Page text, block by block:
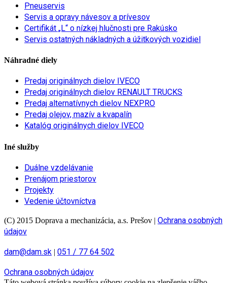
Pneuservis
Servis a opravy návesov a prívesov
Certifikát „L“ o nízkej hlučnosti pre Rakúsko
Servis ostatných nákladných a úžitkových vozidiel
Náhradné diely
Predaj originálnych dielov IVECO
Predaj originálnych dielov RENAULT TRUCKS
Predaj alternatívnych dielov NEXPRO
Predaj olejov, mazív a kvapalín
Katalóg originálnych dielov IVECO
Iné služby
Duálne vzdelávanie
Prenájom priestorov
Projekty
Vedenie účtovníctva
(C) 2015 Doprava a mechanizácia, a.s. Prešov | Ochrana osobných
údajov
dam@dam.sk | 051 / 77 64 502
Ochrana osobných údajov